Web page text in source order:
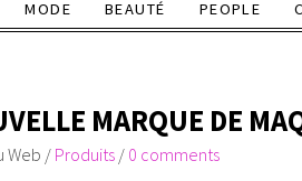
MODE BEAUTÉ PEOPLE
MARQUE DE
Web / Produits / 0 comments